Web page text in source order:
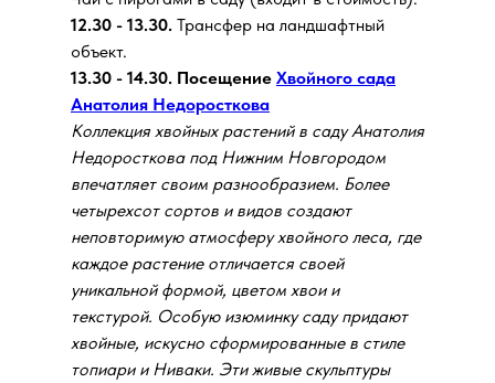
12.30 - 13.30. Трансфер на ландшафтный
объект.
13.30 - 14.30. Посещение Хвойного сада
Анатолия Недоросткова
Коллекция хвойных растений в саду Анатолия
Недоросткова под Нижним Новгородом
впечатляет своим разнообразием. Более
четырехсот сортов и видов создают
неповторимую атмосферу хвойного леса, где
каждое растение отличается своей
уникальной формой, цветом хвои и
текстурой. Особую изюминку саду придают
хвойные, искусно сформированные в стиле
топиари и Ниваки. Эти живые скульптуры